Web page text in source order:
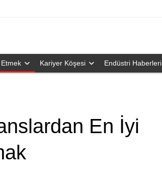
Etmek Kariyer Köşesi Endüstri Haberleri
En İyi